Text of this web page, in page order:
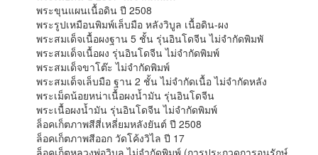
พระขุนแผนเนื้อดิน ปี 2508
พระรูปเหมือนพิมพ์เล็บมือ หลังวิบูล เนื้อดิน-ผง
พระสมเด็จเนื้อผงฐาน 5 ชั้น รุ่นอินโดจีน ไม่จำกัดพิมพั
พระสมเด็จเนื้อผง รุ่นอินโดจีน ไม่จำกัดพิมพ์
พระสมเด็จขาโต๊ะ ไม่จำกัดพิมพ์
พระสมเด็จเล็บมือ ฐาน 2 ชั้น ไม่จำกัดเนื้อ ไม่จำกัดหลัง
พระเม็ดน้อยหน่าเนื้อผงน้ำมัน รุ่นอินโดจีน
พระเนื้อผงน้ำมัน รุ่นอินโดจีน ไม่จำกัดพิมพ์
ล็อคเก็ตภาพสีสี่เหลี่ยมหลังยันต์ ปี 2508
ล็อคเก็ตภาพสีออก วัดโค้งวิไล ปี 17
ล็อคเก็ตหลวงพ่อวิบูล ไม่จำกัดพิมพ์ (การประกวดการอนุรักษ์